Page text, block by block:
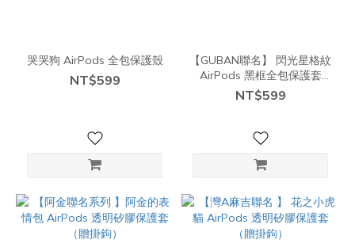
哭哭狗 AirPods 全包保護殼
NT$599
【GUBAN聯名】 閃光星格紋
AirPods 黑框全包保護套
（附掛鉤）
NT$599